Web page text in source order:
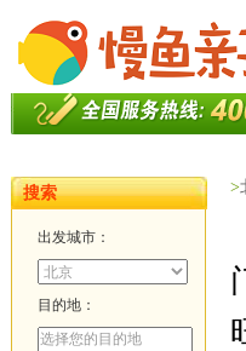
搜索
出发城市：
目的地：
>